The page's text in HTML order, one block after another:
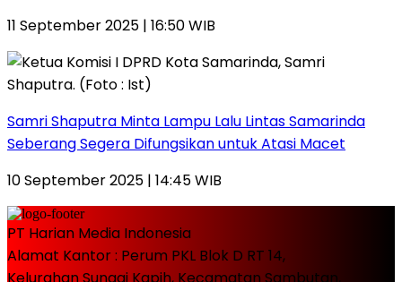
11 September 2025 | 16:50 WIB
Samri Shaputra Minta Lampu Lalu Lintas Samarinda
Seberang Segera Difungsikan untuk Atasi Macet
10 September 2025 | 14:45 WIB
PT Harian Media Indonesia
Alamat Kantor : Perum PKL Blok D RT 14,
Kelurahan Sungai Kapih, Kecamatan Sambutan,